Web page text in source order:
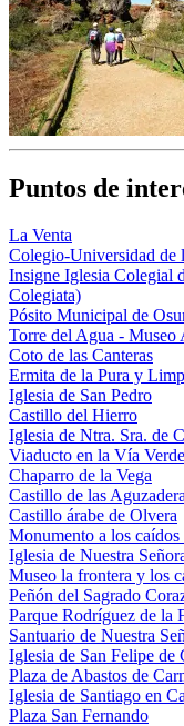
Puntos de
La Venta
Colegio-Universidad de
Insigne Iglesia Colegial
Colegiata)
Pósito Municipal de
Torre del Agua - Museo
Coto de las Canteras
Ermita de la Pura y
Iglesia de San Pedro
Castillo del Hierro
Iglesia de Ntra. Sra. de
Viaducto en la Vía Verde
Chaparro de la Vega
Castillo de las
Castillo árabe de Olvera
Monumento a los
Iglesia de Nuestra
Museo la frontera y los
Peñón del Sagrado
Parque Rodríguez de la
Santuario de Nuestra
Iglesia de San Felipe de
Plaza de Abastos de
Iglesia de Santiago en
Plaza San Fernando